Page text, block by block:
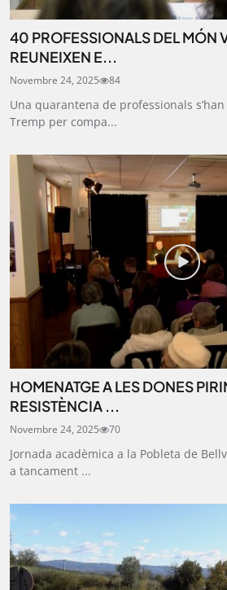
40 PROFESSIONALS DEL MÓN
REUNEIXEN E...
Novembre 24, 2025 84
Una quarantena de professionals
Tremp per compa...
HOMENATGE A LES DONES
RESISTÈNCIA ...
Novembre 24, 2025 70
Jornada acadèmica a la Pobleta de
a tancament ...